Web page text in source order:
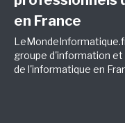
en France
groupe d'information
de l'informatique en